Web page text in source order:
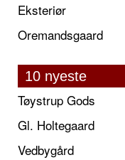
Eksteriør
Oremandsgaard
10 nyeste
Tøystrup Gods
Gl. Holtegaard
Vedbygård